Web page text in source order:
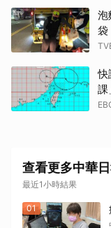
泡
快
課
查看更多中華
最近1小時結果
01